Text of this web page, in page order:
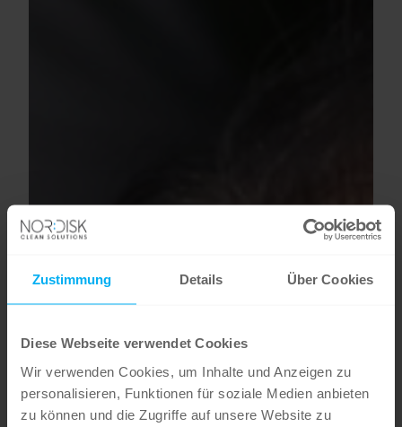
Zustimmung Details Über Cookies
Diese Webseite verwendet Cookies
Wir verwenden Cookies, um Inhalte und Anzeigen zu
personalisieren, Funktionen für soziale Medien anbieten
zu können und die Zugriffe auf unsere Website zu